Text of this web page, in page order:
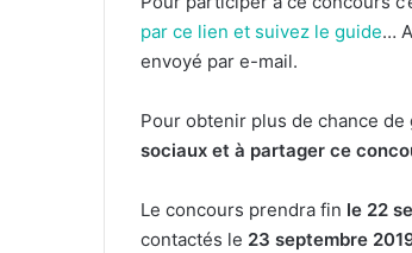
par ce lien et suivez le guide…
envoyé par e-mail.
Pour obtenir plus de chance de
sociaux et à partager ce
Le concours prendra fin le 22
contactés le 23 septembre